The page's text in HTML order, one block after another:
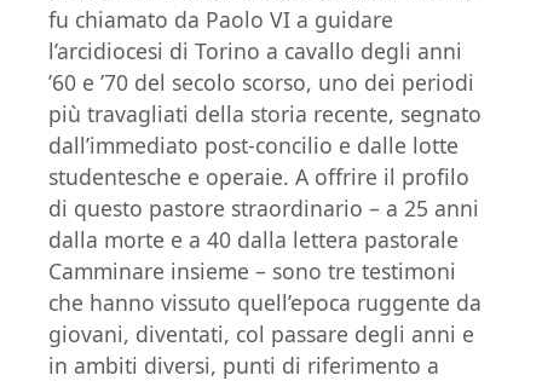
fu chiamato da Paolo VI a guidare
l’arcidiocesi di Torino a cavallo degli anni
’60 e ’70 del secolo scorso, uno dei periodi
più travagliati della storia recente, segnato
dall’immediato post-concilio e dalle lotte
studentesche e operaie. A offrire il profilo
di questo pastore straordinario – a 25 anni
dalla morte e a 40 dalla lettera pastorale
Camminare insieme – sono tre testimoni
che hanno vissuto quell’epoca ruggente da
giovani, diventati, col passare degli anni e
in ambiti diversi, punti di riferimento a